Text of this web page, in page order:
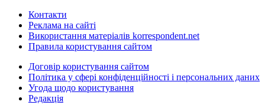
Контакти
Реклама на сайті
Використання матеріалів korrespondent.net
Правила користування сайтом
Договір користування сайтом
Політика у сфері конфіденційності і персональних даних
Угода щодо користування
Редакція